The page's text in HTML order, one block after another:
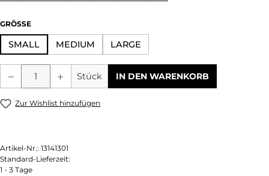
GRÖSSE AUSWÄHLEN
SMALL MEDIUM LARGE
Produkt Anzahl: Gib den gewünschten
Stück IN DEN WARENKORB
Zur Wishlist hinzufügen
Artikel-Nr.: 13141301
Standard-Lieferzeit:
1 - 3 Tage